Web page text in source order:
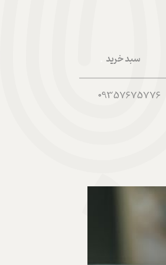
سبد خرید